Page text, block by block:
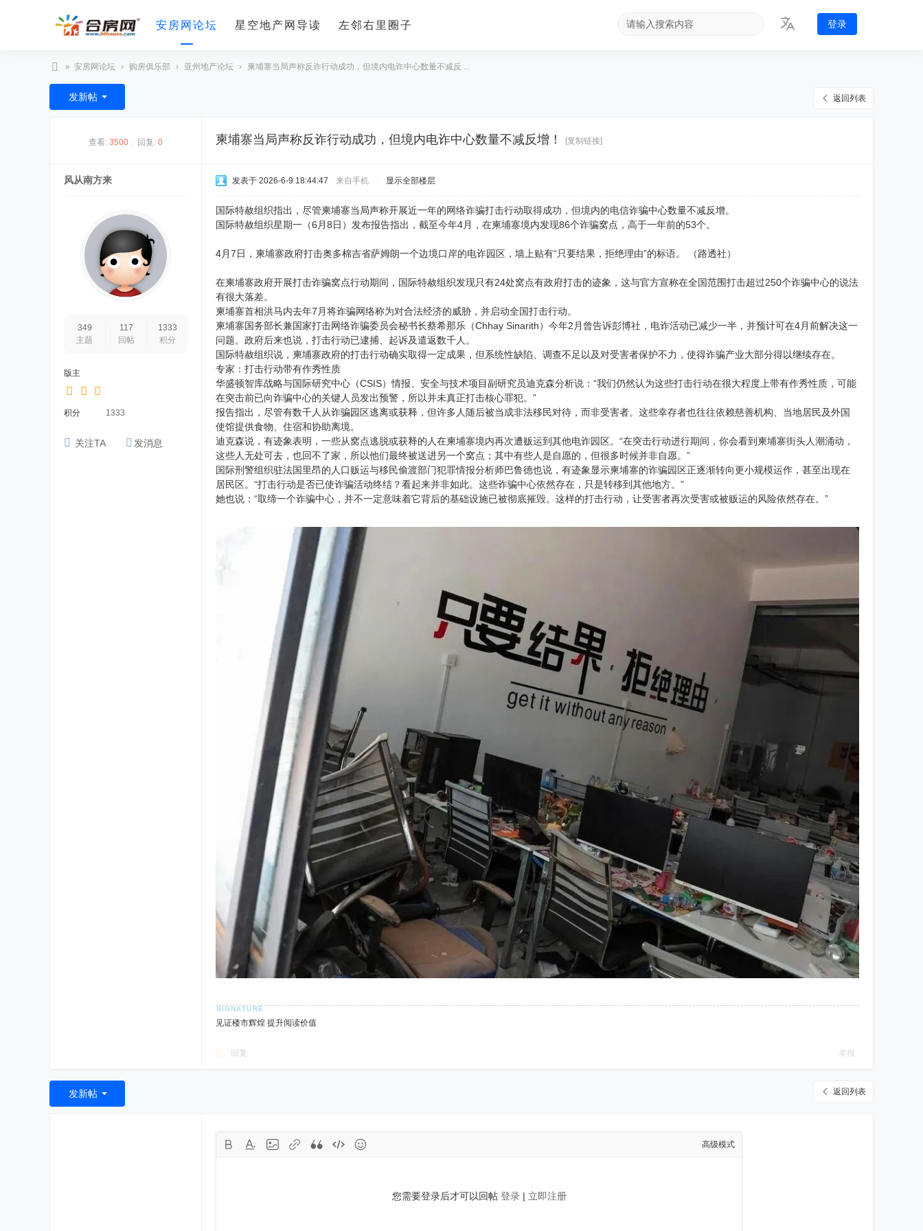
安房网论坛 星空地产网导读 左邻右里圈子 登录
合
房
» 安房网论坛 › 购房俱乐部 › 亚州地产论坛 › 柬埔寨当局声称反诈行动成功，但境内电诈中心数量不减反 ...
返回列表
发新帖
查看: 3500 回复: 0 柬埔寨当局声称反诈行动成功，但境内电诈中心数量不减反增！ [复制链接]
风从南方来
349
主题
117
回帖
1333
积分
版主
积分 1333
关注TA 发消息
发表于 2026-6-9 18:44:47 来自手机 显示全部楼层
国际特赦组织指出，尽管柬埔寨当局声称开展近一年的网络诈骗打击行动取得成功，但境内的电信诈骗中心数量不减反增。
国际特赦组织星期一（6月8日）发布报告指出，截至今年4月，在柬埔寨境内发现86个诈骗窝点，高于一年前的53个。
4月7日，柬埔寨政府打击奥多棉吉省萨姆朗一个边境口岸的电诈园区，墙上贴有“只要结果，拒绝理由”的标语。 （路透社）
在柬埔寨政府开展打击诈骗窝点行动期间，国际特赦组织发现只有24处窝点有政府打击的迹象，这与官方宣称在全国范围打击超过250个诈骗中心的说法
有很大落差。
柬埔寨首相洪马内去年7月将诈骗网络称为对合法经济的威胁，并启动全国打击行动。
柬埔寨国务部长兼国家打击网络诈骗委员会秘书长蔡希那乐（Chhay Sinarith）今年2月曾告诉彭博社，电诈活动已减少一半，并预计可在4月前解决这一
问题。政府后来也说，打击行动已逮捕、起诉及遣返数千人。
国际特赦组织说，柬埔寨政府的打击行动确实取得一定成果，但系统性缺陷、调查不足以及对受害者保护不力，使得诈骗产业大部分得以继续存在。
专家：打击行动带有作秀性质
华盛顿智库战略与国际研究中心（CSIS）情报、安全与技术项目副研究员迪克森分析说：“我们仍然认为这些打击行动在很大程度上带有作秀性质，可能
在突击前已向诈骗中心的关键人员发出预警，所以并未真正打击核心罪犯。”
报告指出，尽管有数千人从诈骗园区逃离或获释，但许多人随后被当成非法移民对待，而非受害者。这些幸存者也往往依赖慈善机构、当地居民及外国
使馆提供食物、住宿和协助离境。
迪克森说，有迹象表明，一些从窝点逃脱或获释的人在柬埔寨境内再次遭贩运到其他电诈园区。“在突击行动进行期间，你会看到柬埔寨街头人潮涌动，
这些人无处可去，也回不了家，所以他们最终被送进另一个窝点；其中有些人是自愿的，但很多时候并非自愿。”
国际刑警组织驻法国里昂的人口贩运与移民偷渡部门犯罪情报分析师巴鲁德也说，有迹象显示柬埔寨的诈骗园区正逐渐转向更小规模运作，甚至出现在
居民区。“打击行动是否已使诈骗活动终结？看起来并非如此。这些诈骗中心依然存在，只是转移到其他地方。”
她也说：“取缔一个诈骗中心，并不一定意味着它背后的基础设施已被彻底摧毁。这样的打击行动，让受害者再次受害或被贩运的风险依然存在。”
见证楼市辉煌 提升阅读价值
回复 举报
返回列表
发新帖
高级模式
您需要登录后才可以回帖 登录| 立即注册